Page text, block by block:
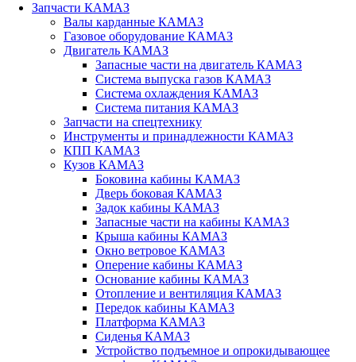
Запчасти КАМАЗ
Валы карданные КАМАЗ
Газовое оборудование КАМАЗ
Двигатель КАМАЗ
Запасные части на двигатель КАМАЗ
Система выпуска газов КАМАЗ
Система охлаждения КАМАЗ
Система питания КАМАЗ
Запчасти на спецтехнику
Инструменты и принадлежности КАМАЗ
КПП КАМАЗ
Кузов КАМАЗ
Боковина кабины КАМАЗ
Дверь боковая КАМАЗ
Задок кабины КАМАЗ
Запасные части на кабины КАМАЗ
Крыша кабины КАМАЗ
Окно ветровое КАМАЗ
Оперение кабины КАМАЗ
Основание кабины КАМАЗ
Отопление и вентиляция КАМАЗ
Передок кабины КАМАЗ
Платформа КАМАЗ
Сиденья КАМАЗ
Устройство подъемное и опрокидывающее